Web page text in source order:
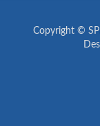
Copyright ©